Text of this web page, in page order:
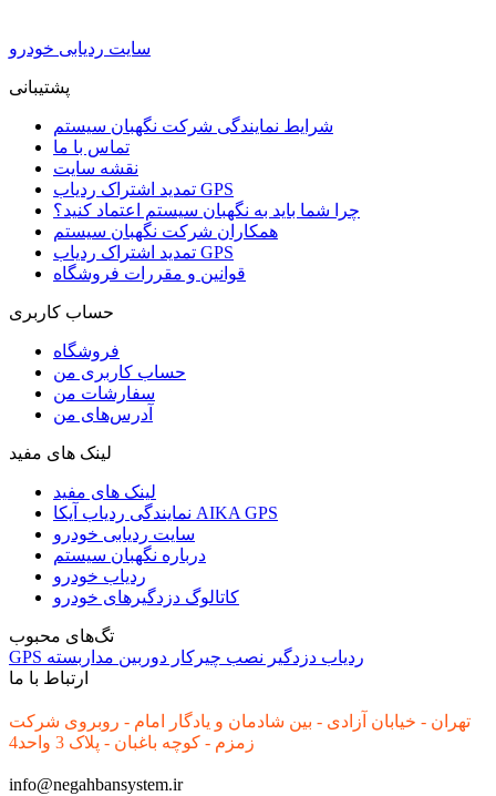
سایت ردیابی خودرو
پشتیبانی
شرایط نمایندگی شرکت نگهبان سیستم
تماس با ما
نقشه سایت
تمدید اشتراک ردیاب GPS
چرا شما باید به نگهبان سیستم اعتماد کنید؟
همکاران شرکت نگهبان سیستم
تمدید اشتراک ردیاب GPS
قوانین و مقررات فروشگاه
حساب کاربری
فروشگاه
حساب کاربری من
سفارشات من
آدرس‌های من
لینک های مفید
لینک های مفید
نمایندگی ردیاب آیکا AIKA GPS
سایت ردیابی خودرو
درباره نگهبان سیستم
ردیاب خودرو
کاتالوگ دزدگیرهای خودرو
تگ‌های محبوب
GPS
ردیاب دزدگیر نصب چیرکار دوربین مداربسته
ارتباط با ما
تهران - خیابان آزادی - بین شادمان و یادگار امام - روبروی شرکت
زمزم - کوچه باغبان - پلاک 3 واحد4
info@negahbansystem.ir